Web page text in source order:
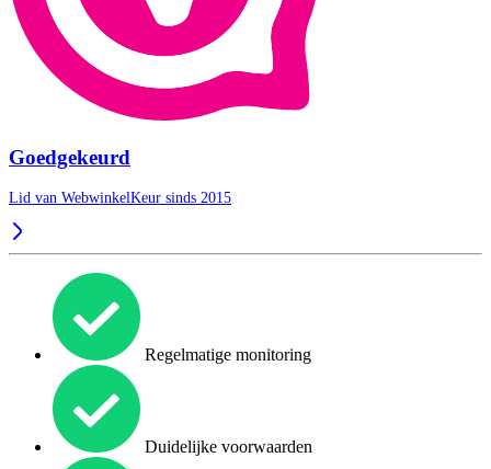
Goedgekeurd
Lid van WebwinkelKeur sinds 2015
Regelmatige monitoring
Duidelijke voorwaarden